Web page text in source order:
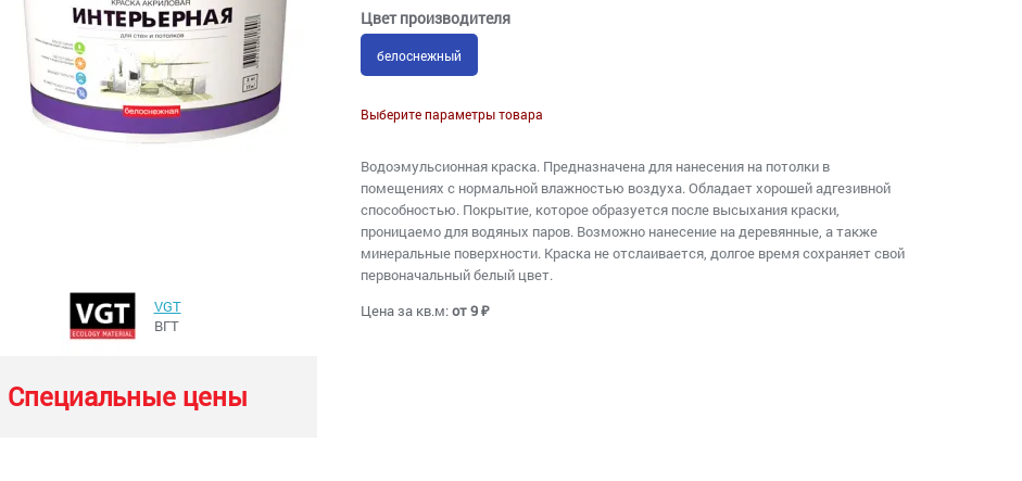
VGT
ВГТ
Специальные цены
Цвет производителя
белоснежный
Выберите параметры товара
Водоэмульсионная краска. Предназначена для нанесения на потолки в
помещениях с нормальной влажностью воздуха. Обладает хорошей адгезивной
способностью. Покрытие, которое образуется после высыхания краски,
проницаемо для водяных паров. Возможно нанесение на деревянные, а также
минеральные поверхности. Краска не отслаивается, долгое время сохраняет свой
первоначальный белый цвет.
Цена за кв.м:от 9 ₽